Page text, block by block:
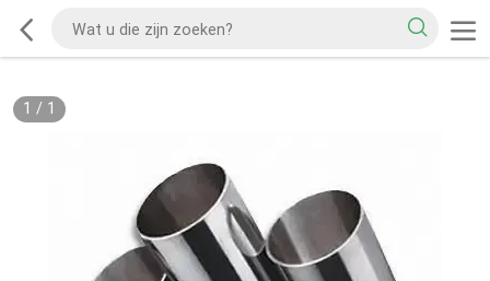
1 / 1